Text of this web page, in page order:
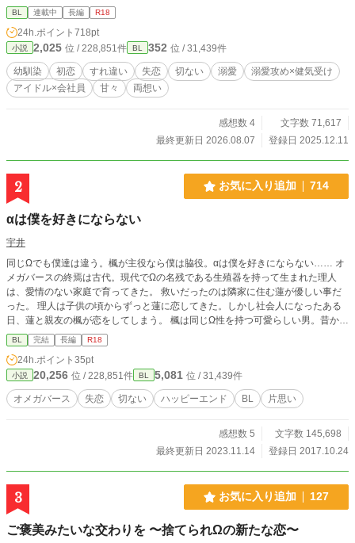
わかってる。 それでも、氷砂糖みたいに君との甘い思い出を、僕だけの宝箱に
しまって生きていく。 君の幸せを願うことだけが、僕にできる最後の恋だか
ら。 そう思って、失恋の悲しみを猫カフェで埋めていたある日のこと。 僕
は“彼“に出逢った。 その人は僕に愛を教えてくれる人でした。 はちみつみたい
に甘くてやさしくてとろける恋。ハニーメルトキスって言葉が似合う人。 そし
て僕はどうやら彼の最推しになってしまったらしいんです。 けれど、彼の生き
方は僕とはまるで正反対で──。 『国民的彼氏No.1』カリスマアイドル×失恋
ございます♡♡ わたしの押し間違いで、ネタバレあり表示になってしまいまし
た。 変更ができないようなので、こちらでお知らせさせていただきます(*^^*) ご
(旧) 昔「結婚しよう」と言ってくれた幼馴染は今日、僕以外の人と結婚する
BL 連載中 長編 R18
24h.ポイント 718pt
小説 2,025 位 / 228,851件 BL 352 位 / 31,439件
幼馴染 初恋 すれ違い 失恋 切ない 溺愛
溺愛攻め×健気受け
アイドル×会社員
甘々 両想い
感想数 4
文字数 71,617
最終更新日 2026.08.07
登録日 2025.12.11
2 お気に入り追加 714
αは僕を好きにならない
宇井
同じΩでも僕達は違う。楓が主役なら僕は脇役。αは僕を好きにならない…… オ
メガバースの終焉は古代。現代でΩの名残である生殖器を持って生まれた理人
は、愛情のない家庭で育ってきた。 救いだったのは隣家に住む蓮が優しい事だ
った。 理人は子供の頃からずっと蓮に恋してきた。しかし社会人になったある
日、蓮と親友の楓が恋をしてしまう。 楓は同じΩ性を持つ可愛らしい男。昔から
男の関心をかっては厄介事を持ち込む友達だったのに。 本編＋番外 ※フェロモ
ン、ヒート、妊娠なし。生殖器あり。オメガバースが終焉した独自のオメガバー
スになっています。
BL 完結 長編 R18
24h.ポイント 35pt
小説 20,256 位 / 228,851件 BL 5,081 位 / 31,439件
オメガバース 失恋 切ない ハッピーエンド BL 片思い
感想数 5
文字数 145,698
最終更新日 2023.11.14
登録日 2017.10.24
3 お気に入り追加 127
ご褒美みたいな交わりを 〜捨てられΩの新たな恋〜